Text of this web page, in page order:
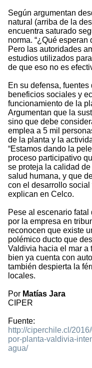
Según argumentan
natural (arriba de la
encuentra saturado
norma. “¿Qué esperan
Pero las autoridades
estudios utilizados
de que eso no es
En su defensa,
beneficios sociales y
funcionamiento de la
Argumentan que la
sino que debe
emplea a 5 mil
de la planta y la
“Estamos dando la
proceso participativo
se proteja la calidad
salud humana, y que
con el desarrollo social
explican en Celco.
Pese al escenario
por la empresa en
reconocen que existe
polémico ducto que
Valdivia hacia el mar a
bien ya cuenta con
también despierta la
locales.
Por Matías Jara
CIPER
Fuente:
http://ciperchile.cl/
por-planta-valdivia-
agua/